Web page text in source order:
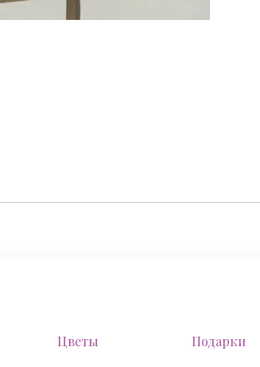
Цветы Подарки